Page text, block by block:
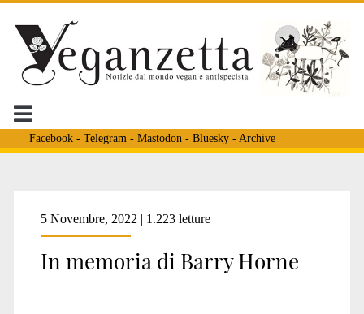
Facebook- Telegram - Mastodon - Bluesky- Archive
5 Novembre, 2022 | 1.223 letture
In memoria di Barry Horne